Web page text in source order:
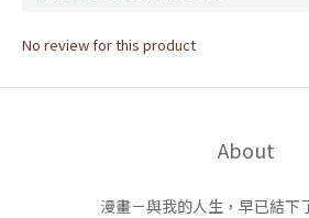
No review for this product
About
漫畫－與我的人生，早已結下